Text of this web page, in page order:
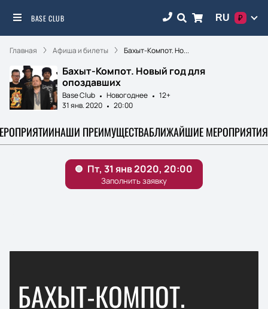
BASE CLUB RU ₽
Главная Афиша и билеты Бахыт-Компот. Но...
Бахыт-Компот. Новый год для
опоздавших
Base Club Новогоднее
12+
31 янв. 2020
20:00
НАШИ ПРЕИМУЩЕСТВАБЛИЖАЙШИЕ МЕРОПРИЯТИЯ
БАХЫТ-КОМПОТ.